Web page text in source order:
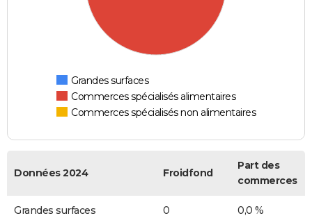
Grandes surfaces
Commerces spécialisés alimentaires
Commerces spécialisés non alimentaires
Données 2024 Froidfond
Part des
commerces
Grandes surfaces 0 0,0 %